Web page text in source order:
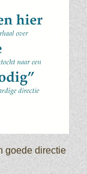
goede directie